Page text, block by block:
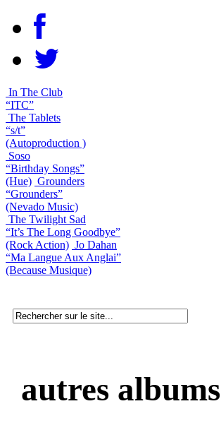
In The Club
“ITC”
The Tablets
“s/t”
(Autoproduction )
Soso
“Birthday Songs”
(Hue) Grounders
“Grounders”
(Nevado Music)
The Twilight Sad
“It’s The Long Goodbye”
(Rock Action) Jo Dahan
“Ma Langue Aux Anglai”
(Because Musique)
autres albums